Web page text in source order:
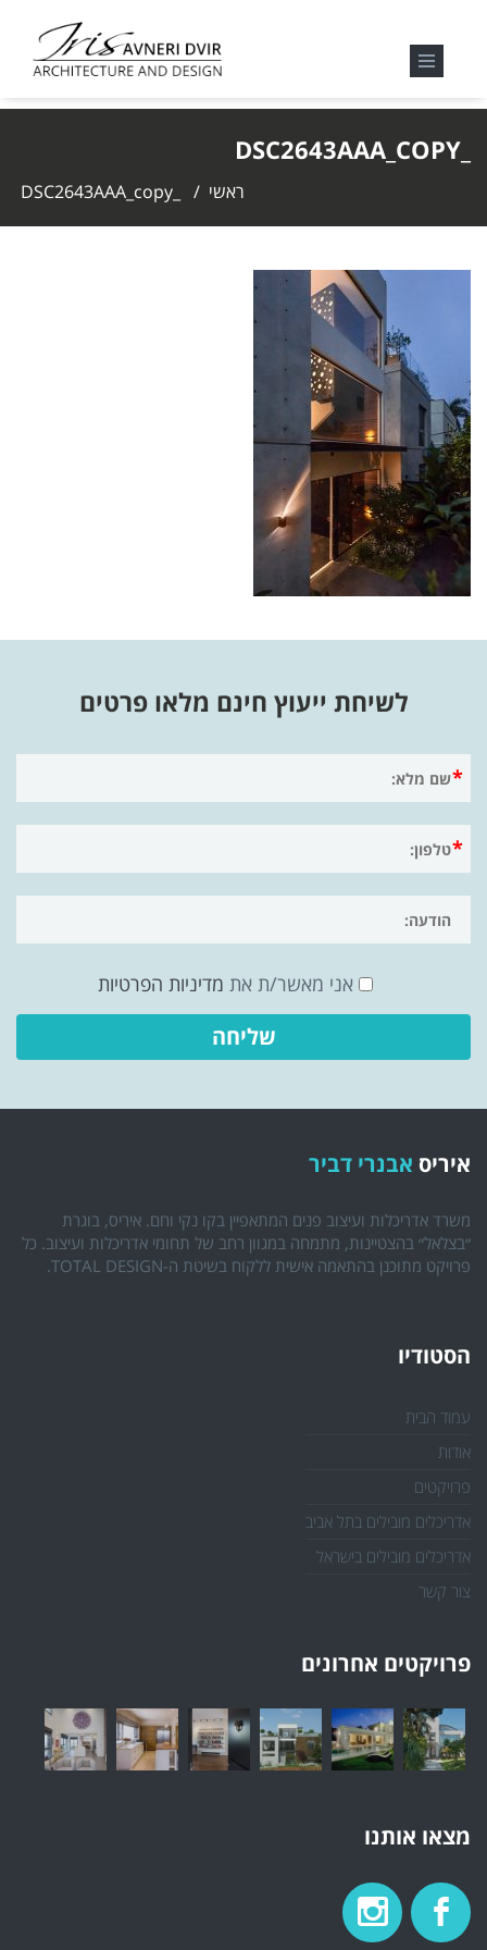
ראשי /
לשיחת ייעוץ חינם מלאו פרטים
אני מאשר/ת את מדיניות הפרטיות
איריס אבנרי דביר
משרד אדריכלות ועיצוב פנים המתאפיין בקו נקי וחם. איריס, בוגרת
״בצלאל״ בהצטיינות, מתמחה במגוון רחב של תחומי אדריכלות ועיצוב. כל
פרויקט מתוכנן בהתאמה אישית ללקוח בשיטת ה-TOTAL DESIGN.
הסטודיו
עמוד הבית
אודות
פרויקטים
אדריכלים מובילים בתל אביב
אדריכלים מובילים בישראל
צור קשר
פרויקטים אחרונים
מצאו אותנו